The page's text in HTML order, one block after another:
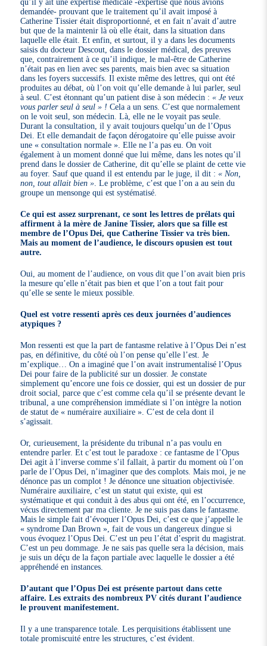
demandée- prouvant que le traitement qu’il avait imposé à
Catherine Tissier était disproportionné, et en fait n’avait d’autre
but que de la maintenir là où elle était, dans la situation dans
laquelle elle était. Et enfin, et surtout, il y a dans les documents
saisis du docteur Descout, dans le dossier médical, des preuves
que, contrairement à ce qu’il indique, le mal-être de Catherine
n’était pas en lien avec ses parents, mais bien avec sa situation
dans les foyers successifs. Il existe même des lettres, qui ont été
produites au débat, où l’on voit qu’elle demande à lui parler, seul
à seul. C’est étonnant qu’un patient dise à son médecin :« Je veux
vous parler seul à seul » ! Cela a un sens. C’est que normalement
on le voit seul, son médecin. Là, elle ne le voyait pas seule.
Durant la consultation, il y avait toujours quelqu’un de l’Opus
Dei. Et elle demandait de façon dérogatoire qu’elle puisse avoir
une « consultation normale ». Elle ne l’a pas eu. On voit
également à un moment donné que lui même, dans les notes qu’il
prend dans le dossier de Catherine, dit qu’elle se plaint de cette vie
au foyer. Sauf que quand il est entendu par le juge, il dit :« Non,
non, tout allait bien » . Le problème, c’est que l’on a au sein du
groupe un mensonge qui est systématisé.
Ce qui est assez surprenant, ce sont les lettres de prélats qui
affirment à la mère de Janine Tissier, alors que sa fille est
membre de l’Opus Dei, que Catherine Tissier va très bien.
Mais au moment de l’audience, le discours opusien est tout
autre.
Oui, au moment de l’audience, on vous dit que l’on avait bien pris
la mesure qu’elle n’était pas bien et que l’on a tout fait pour
qu’elle se sente le mieux possible.
Quel est votre ressenti après ces deux journées d’audiences
atypiques ?
Mon ressenti est que la part de fantasme relative à l’Opus Dei n’est
pas, en définitive, du côté où l’on pense qu’elle l’est. Je
m’explique… On a imaginé que l’on avait instrumentalisé l’Opus
Dei pour faire de la publicité sur un dossier. Je constate
simplement qu’encore une fois ce dossier, qui est un dossier de pur
droit social, parce que c’est comme cela qu’il se présente devant le
tribunal, a une compréhension immédiate si l’on intègre la notion
de statut de « numéraire auxiliaire ». C’est de cela dont il
s’agissait.
Or, curieusement, la présidente du tribunal n’a pas voulu en
entendre parler. Et c’est tout le paradoxe : ce fantasme de l’Opus
Dei agit à l’inverse comme s’il fallait, à partir du moment où l’on
parle de l’Opus Dei, n’imaginer que des complots. Mais moi, je ne
dénonce pas un complot ! Je dénonce une situation objectivisée.
Numéraire auxiliaire, c’est un statut qui existe, qui est
systématique et qui conduit à des abus qui ont été, en l’occurrence,
vécus directement par ma cliente. Je ne suis pas dans le fantasme.
Mais le simple fait d’évoquer l’Opus Dei, c’est ce que j’appelle le
« syndrome Dan Brown », fait de vous un dangereux dingue si
vous évoquez l’Opus Dei. C’est un peu l’état d’esprit du magistrat.
C’est un peu dommage. Je ne sais pas quelle sera la décision, mais
je suis un déçu de la façon partiale avec laquelle le dossier a été
appréhendé en instances.
D’autant que l’Opus Dei est présente partout dans cette
affaire. Les extraits des nombreux PV cités durant l’audience
le prouvent manifestement.
Il y a une transparence totale. Les perquisitions établissent une
totale promiscuité entre les structures, c’est évident.